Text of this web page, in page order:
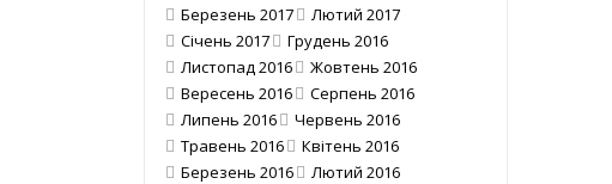
Березень 2017
Лютий 2017
Січень 2017
Грудень 2016
Листопад 2016
Жовтень 2016
Вересень 2016
Серпень 2016
Липень 2016
Червень 2016
Травень 2016
Квітень 2016
Березень 2016
Лютий 2016